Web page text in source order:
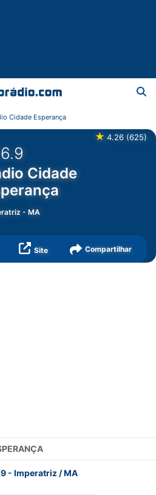
Cidade Esperança
★ 4.26 (625)
Cidade
-MA
Site Compartilhar
- Imperatriz / MA